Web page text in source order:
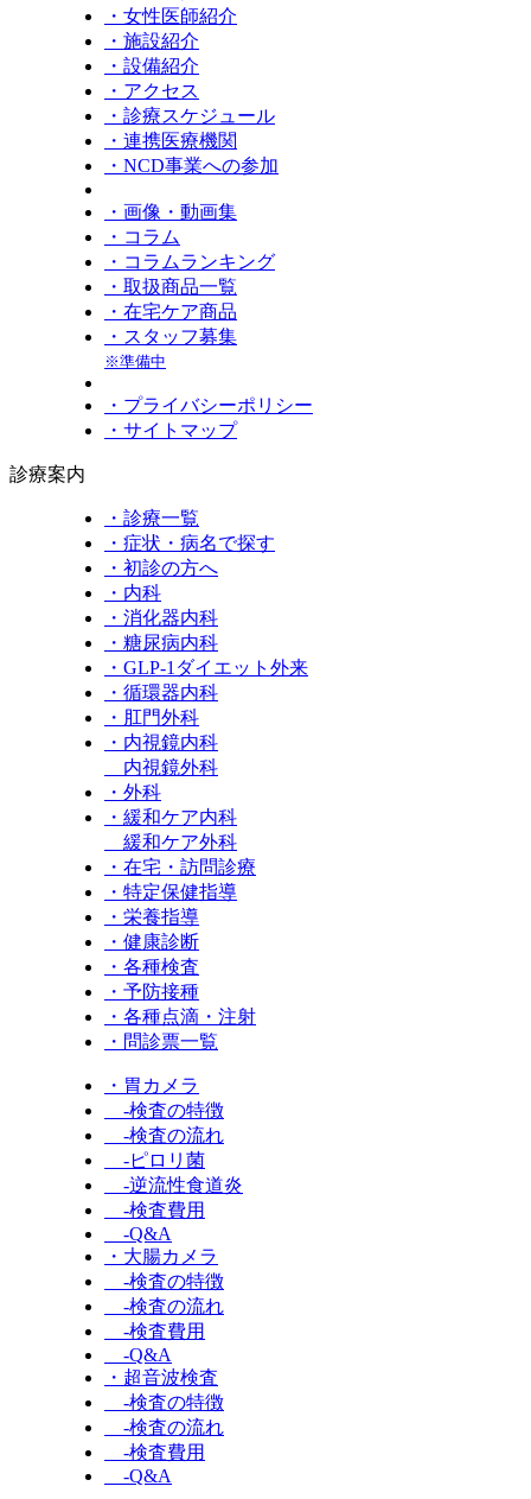
・女性医師紹介
・施設紹介
・設備紹介
・アクセス
・診療スケジュール
・連携医療機関
・NCD事業への参加
・画像・動画集
・コラム
・コラムランキング
・取扱商品一覧
・在宅ケア商品
・スタッフ募集
※準備中
・プライバシーポリシー
・サイトマップ
診療案内
・診療一覧
・症状・病名で探す
・初診の方へ
・内科
・消化器内科
・糖尿病内科
・GLP‐1ダイエット外来
・循環器内科
・肛門外科
・内視鏡内科
内視鏡外科
・外科
・緩和ケア内科
緩和ケア外科
・在宅・訪問診療
・特定保健指導
・栄養指導
・健康診断
・各種検査
・予防接種
・各種点滴・注射
・問診票一覧
・胃カメラ
-検査の特徴
-検査の流れ
-ピロリ菌
-逆流性食道炎
-検査費用
-Q&A
・大腸カメラ
-検査の特徴
-検査の流れ
-検査費用
-Q&A
・超音波検査
-検査の特徴
-検査の流れ
-検査費用
-Q&A